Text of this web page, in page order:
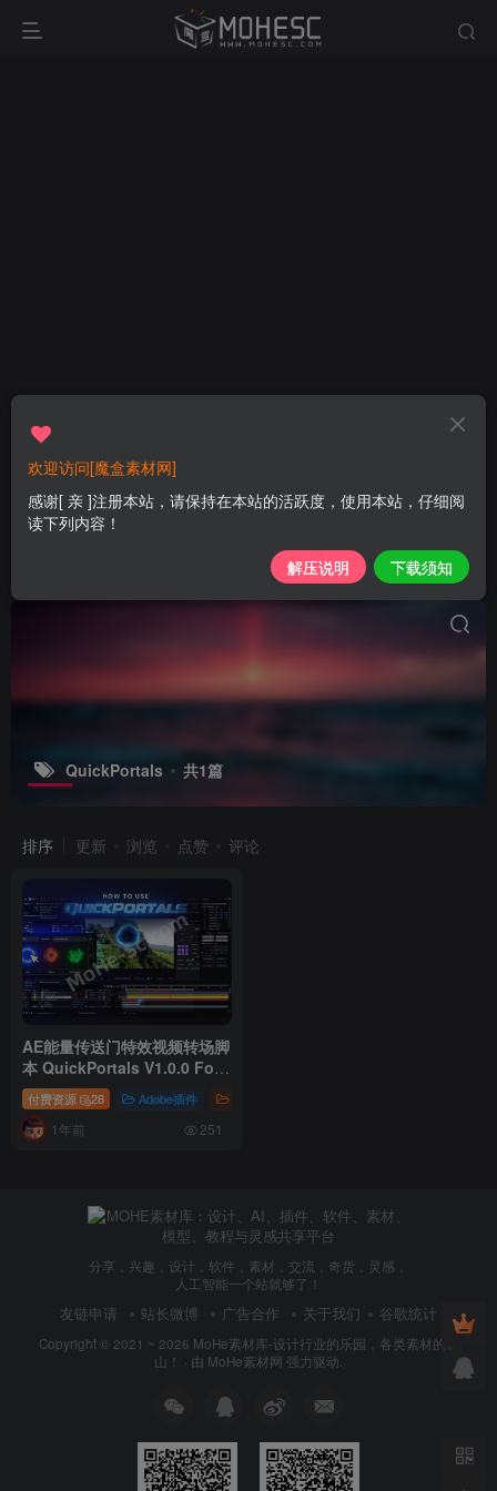
QuickPortals 共1篇
排序 更新 浏览 点赞 评论
AE能量传送门特效视频转场脚
本 QuickPortals V1.0.0 For
After Effects 2024 +
付费资源 28 Adobe插件
1年前 251
分享，兴趣，设计，软件，素材，交流，奇货，灵感，
人工智能一个站就够了！
友链申请 站长微博 广告合作 关于我们 谷歌统计
Copyright © 2021 ~ 2026 MoHe素材库-设计行业的乐园，各类素材的矿
山！ · 由 MoHe素材网 强力驱动.
欢迎访问[魔盒素材网]
感谢[ 亲 ]注册本站，请保持在本站的活跃度，使用本站，仔细阅
读下列内容！
解压说明 下载须知